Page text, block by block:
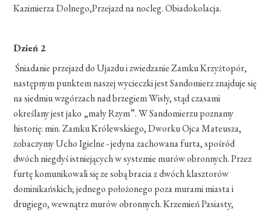
Kazimierza Dolnego,Przejazd na nocleg. Obiadokolacja.
Dzień 2
Śniadanie przejazd do Ujazdu i zwiedzanie Zamku Krzyżtopór,
następnym punktem naszej wycieczki jest Sandomierz znajduje się
na siedmiu wzgórzach nad brzegiem Wisły, stąd czasami
określany jest jako „mały Rzym”. W Sandomierzu poznamy
historię: min. Zamku Królewskiego, Dworku Ojca Mateusza,
zobaczymy Ucho Igielne - jedyna zachowana furta, spośród
dwóch niegdyś istniejących w systemie murów obronnych. Przez
furtę komunikowali się ze sobą bracia z dwóch klasztorów
dominikańskich; jednego położonego poza murami miasta i
drugiego, wewnątrz murów obronnych. Krzemień Pasiasty,